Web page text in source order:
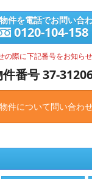
件を電話でお問い合
0120-104-158
際に下記番号をお知らせ
番号 37-
件について問い合わ